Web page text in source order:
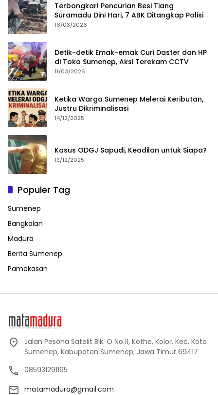
Terbongkar! Pencurian Besi Tiang
Suramadu Dini Hari, 7 ABK Ditangkap Polisi
16/03/2026
Detik-detik Emak-emak Curi Daster dan HP
di Toko Sumenep, Aksi Terekam CCTV
11/03/2026
Ketika Warga Sumenep Melerai Keributan,
Justru Dikriminalisasi
14/12/2025
Kasus ODGJ Sapudi, Keadilan untuk Siapa?
13/12/2025
Populer Tag
Sumenep
Bangkalan
Madura
Berita Sumenep
Pamekasan
Jalan Pesona Satelit Blk. O No.11, Kothe, Kolor, Kec. Kota
Sumenep, Kabupaten Sumenep, Jawa Timur 69417
085931291195
matamadura@gmail.com